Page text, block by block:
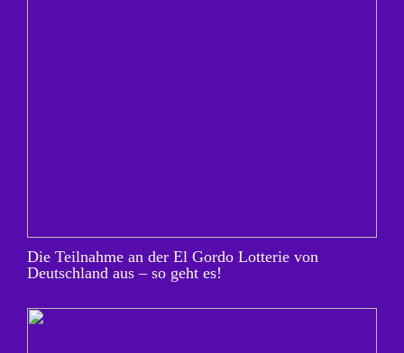
Die Teilnahme an der El Gordo Lotterie von
Deutschland aus – so geht es!